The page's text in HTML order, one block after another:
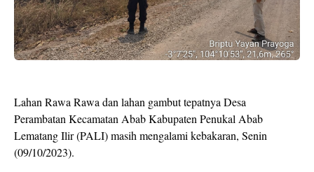
Lahan Rawa Rawa dan lahan gambut tepatnya Desa
Perambatan Kecamatan Abab Kabupaten Penukal Abab
Lematang Ilir (PALI) masih mengalami kebakaran, Senin
(09/10/2023).